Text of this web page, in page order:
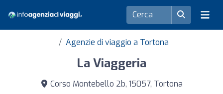
Agenzie di viaggio a Tortona
La Viaggeria
Corso Montebello 2b, 15057, Tortona